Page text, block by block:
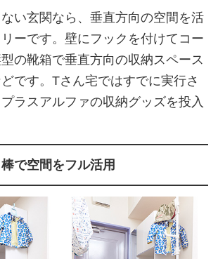
ない玄関なら、垂直方向の空間を活
ーです。壁にフックを付けてコー
型の靴箱で垂直方向の収納スペース
です。Tさん宅ではすでに実行さ
ラスアルファの収納グッズを投入
で空間をフル活用